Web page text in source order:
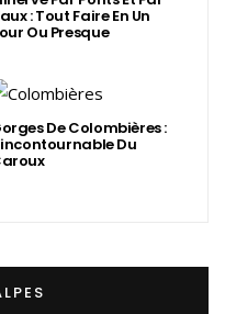
: Tout Faire En Un
Ou Presque
De Colombières :
Du